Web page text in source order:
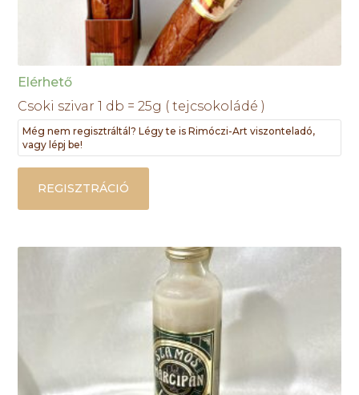
Elérhető
Csoki szivar 1 db = 25g ( tejcsokoládé )
Még nem regisztráltál? Légy te is Rimóczi-Art viszonteladó,
vagy lépj be!
REGISZTRÁCIÓ